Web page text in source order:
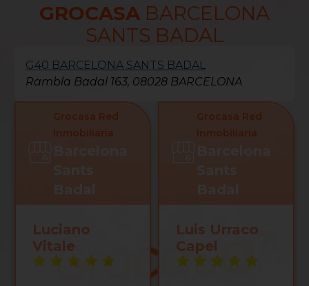
GROCASA BARCELONA
SANTS BADAL
G40 BARCELONA SANTS BADAL
Rambla Badal 163, 08028 BARCELONA
Grocasa Red
Inmobiliaria
Luciano
Vitale
Grocasa Red
Inmobiliaria
Luis Urraco
Capel